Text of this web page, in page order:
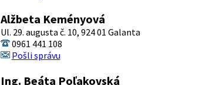
Alžbeta Keményová
Ul. 29. augusta č. 10, 924 01 Galanta
0961 441 108
Pošli správu
Ing. Beáta Poľakovská